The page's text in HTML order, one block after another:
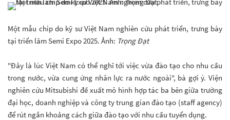
Một mẫu chip do kỹ sư Việt Nam nghiên cứu phát triển, trưng bày
tại triển lãm Semi Expo 2025. Ảnh: Trọng Đạt
"Đây là lúc Việt Nam có thể nghĩ tới việc vừa đào tạo cho nhu cầu
trong nước, vừa cung ứng nhân lực ra nước ngoài", bà gợi ý. Viện
nghiên cứu Mitsubishi đề xuất mô hình hợp tác ba bên giữa trường
đại học, doanh nghiệp và công ty trung gian đào tạo (staff agency)
để rút ngắn khoảng cách giữa đào tạo với nhu cầu tuyển dụng.